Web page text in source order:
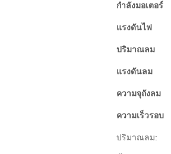
กำลังมอเตอร์
แรงดันไฟ
ปริมาณลม
แรงดันลม
ความจุถังลม
ความเร็วรอบ
ปริมาณลม: